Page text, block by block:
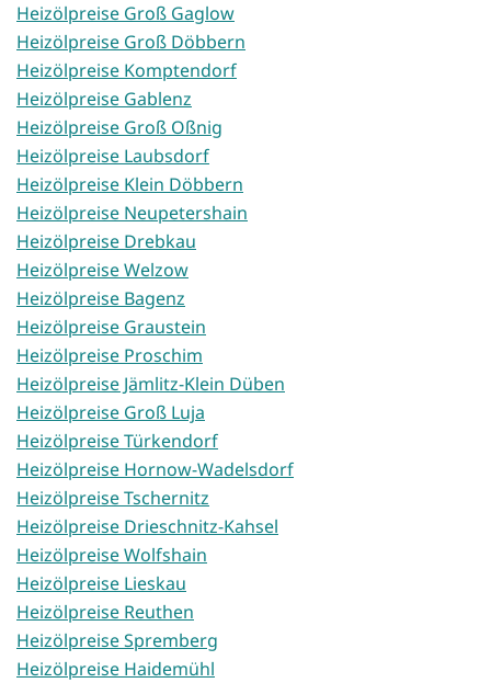
Heizölpreise Groß Gaglow
Heizölpreise Groß Döbbern
Heizölpreise Komptendorf
Heizölpreise Gablenz
Heizölpreise Groß Oßnig
Heizölpreise Laubsdorf
Heizölpreise Klein Döbbern
Heizölpreise Neupetershain
Heizölpreise Drebkau
Heizölpreise Welzow
Heizölpreise Bagenz
Heizölpreise Graustein
Heizölpreise Proschim
Heizölpreise Jämlitz-Klein Düben
Heizölpreise Groß Luja
Heizölpreise Türkendorf
Heizölpreise Hornow-Wadelsdorf
Heizölpreise Tschernitz
Heizölpreise Drieschnitz-Kahsel
Heizölpreise Wolfshain
Heizölpreise Lieskau
Heizölpreise Reuthen
Heizölpreise Spremberg
Heizölpreise Haidemühl